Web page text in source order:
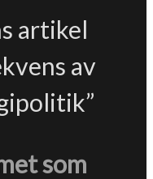
artikel
av
som